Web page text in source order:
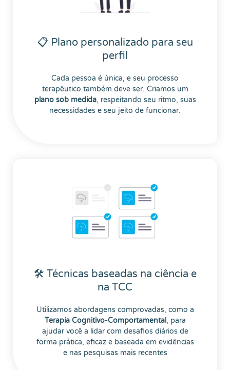
📋 Plano personalizado para seu
perfil
Cada pessoa é única, e seu processo
terapêutico também deve ser. Criamos um
plano sob medida, respeitando seu ritmo, suas
necessidades e seu jeito de funcionar.
🛠 Técnicas baseadas na ciência e
na TCC
Utilizamos abordagens comprovadas, como a
Terapia Cognitivo-Comportamental, para
ajudar você a lidar com desafios diários de
forma prática, eficaz e baseada em evidências
e nas pesquisas mais recentes